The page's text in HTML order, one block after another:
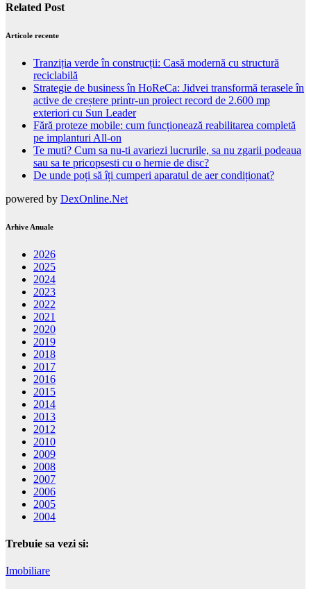
Related Post
Articole recente
Tranziția verde în construcții: Casă modernă cu structură
reciclabilă
Strategie de business în HoReCa: Jidvei transformă terasele în
active de creștere printr-un proiect record de 2.600 mp
exteriori cu Sun Leader
Fără proteze mobile: cum funcționează reabilitarea completă
pe implanturi All-on
Te muti? Cum sa nu-ti avariezi lucrurile, sa nu zgarii podeaua
sau sa te pricopsesti cu o hernie de disc?
De unde poți să îți cumperi aparatul de aer condiționat?
powered by DexOnline.Net
Arhive Anuale
2026
2025
2024
2023
2022
2021
2020
2019
2018
2017
2016
2015
2014
2013
2012
2010
2009
2008
2007
2006
2005
2004
Trebuie sa vezi si:
Imobiliare